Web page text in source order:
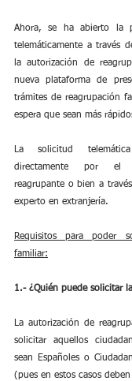
Ahora, se ha abierto la
telemáticamente a través
la autorización de
nueva plataforma de
trámites de reagrupación
espera que sean más
La solicitud
directamente por el
reagrupante o bien a
experto en extranjería.
Requisitos para poder
familiar:
1.- ¿Quién puede solicitar
La autorización de
solicitar aquellos
sean Españoles o
(pues en estos casos